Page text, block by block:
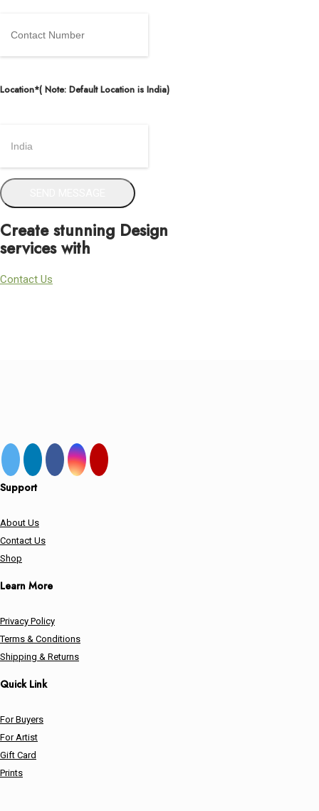
Location*( Note: Default Location is India)
Create stunning Design
services with
Contact Us
Support
About Us
Contact Us
Shop
Learn More
Privacy Policy
Terms & Conditions
Shipping & Returns
Quick Link
For Buyers
For Artist
Gift Card
Prints